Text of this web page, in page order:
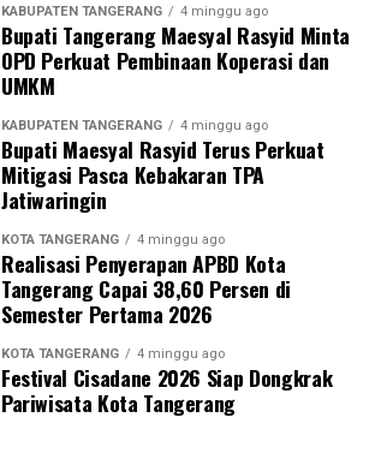
KABUPATEN TANGERANG 4 minggu ago
Bupati Tangerang Maesyal Rasyid Minta
OPD Perkuat Pembinaan Koperasi dan
UMKM
KABUPATEN TANGERANG 4 minggu ago
Bupati Maesyal Rasyid Terus Perkuat
Mitigasi Pasca Kebakaran TPA
Jatiwaringin
KOTA TANGERANG 4 minggu ago
Realisasi Penyerapan APBD Kota
Tangerang Capai 38,60 Persen di
Semester Pertama 2026
KOTA TANGERANG 4 minggu ago
Festival Cisadane 2026 Siap Dongkrak
Pariwisata Kota Tangerang